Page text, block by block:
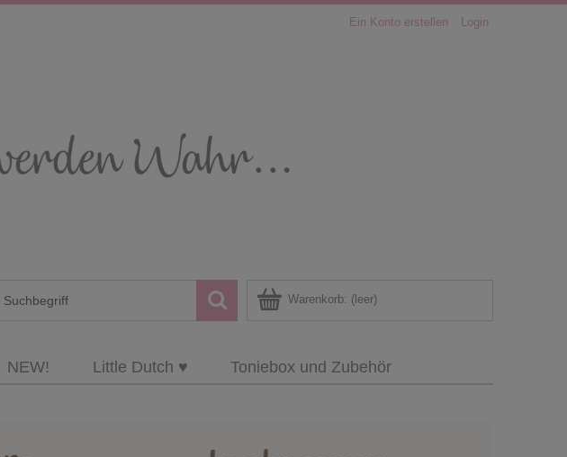
Ein Konto erstellen Login
Warenkorb: (leer)
NEW! Little Dutch ♥ Toniebox und Zubehör